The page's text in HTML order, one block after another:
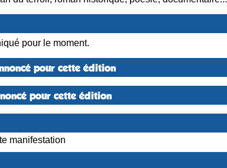
pour le moment.
pour cette édition
pour cette édition
manifestation